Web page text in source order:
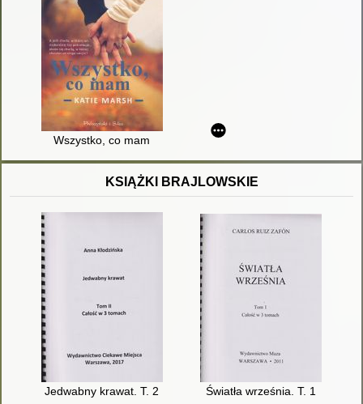
Wszystko, co mam
KSIĄŻKI BRAJLOWSKIE
Jedwabny krawat. T. 2 Światła września. T. 1